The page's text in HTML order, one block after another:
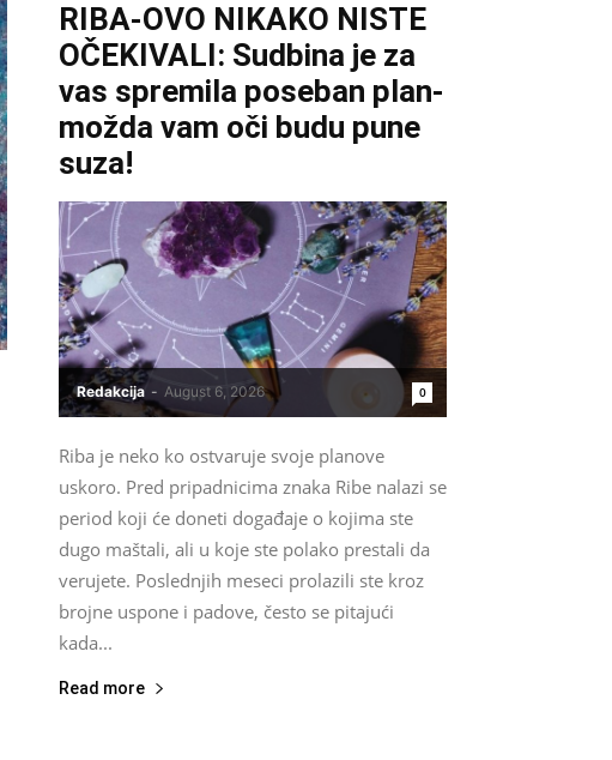
RIBA-OVO NIKAKO NISTE
OČEKIVALI: Sudbina je za
vas spremila poseban plan-
možda vam oči budu pune
suza!
Redakcija - August 6, 2026 0
Riba je neko ko ostvaruje svoje planove
uskoro. Pred pripadnicima znaka Ribe nalazi se
period koji će doneti događaje o kojima ste
dugo maštali, ali u koje ste polako prestali da
verujete. Poslednjih meseci prolazili ste kroz
brojne uspone i padove, često se pitajući
kada...
Read more